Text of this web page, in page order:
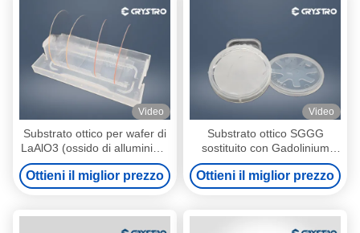
Video
Substrato ottico per wafer di
LaAlO3 (ossido di alluminio e
lantanio)
Ottieni il miglior prezzo
Video
Substrato ottico SGGG
sostituito con Gadolinium
Gallium Garnet
Ottieni il miglior prezzo